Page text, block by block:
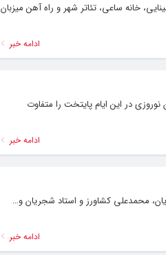
خانه ساعی، تئاتر شهر و راه آهن میزبان
ادامه خبر
در این ایام پایتخت را متفاوت
ادامه خبر
محمدعلی کشاورز و استاد شجریان و…
ادامه خبر